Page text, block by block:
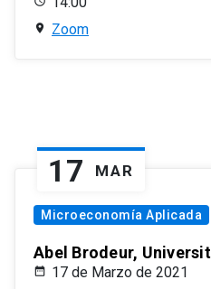
Zoom
17 MAR
Microeconomía Aplicada
Abel Brodeur,
17 de Marzo de 2021